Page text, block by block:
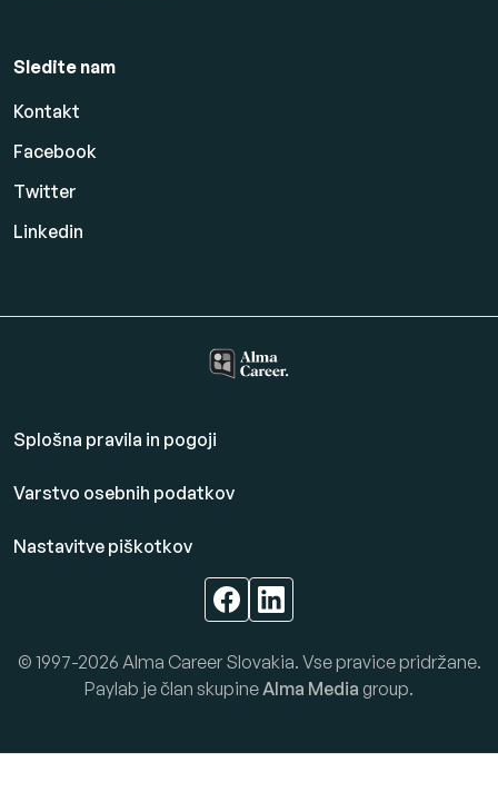
Sledite nam
Kontakt
Facebook
Twitter
Linkedin
Splošna pravila in pogoji
Varstvo osebnih podatkov
Nastavitve piškotkov
© 1997-2026 Alma Career Slovakia. Vse pravice pridržane.
Paylab je član skupineAlma Media group.